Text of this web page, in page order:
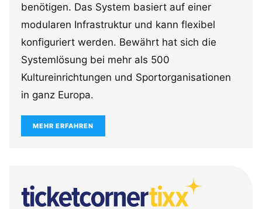
benötigen. Das System basiert auf einer
modularen Infrastruktur und kann flexibel
konfiguriert werden. Bewährt hat sich die
Systemlösung bei mehr als 500
Kultureinrichtungen und Sportorganisationen
in ganz Europa.
MEHR ERFAHREN